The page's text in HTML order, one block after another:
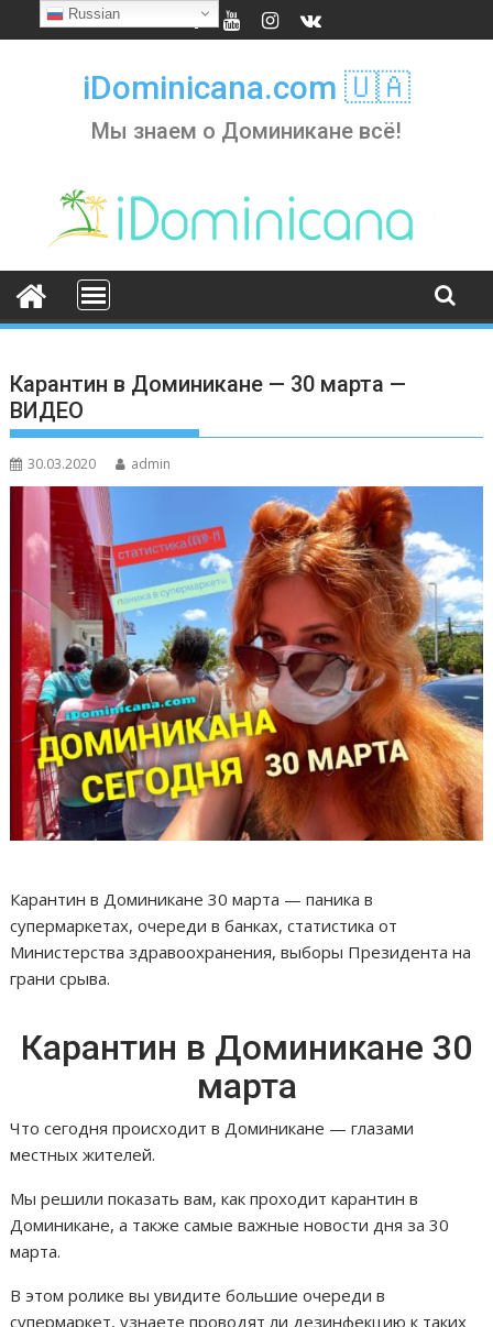
to
iDominicana.com 🇺🇦
Мы знаем о Доминикане всё!
Карантин в Доминикане — 30 марта —
ВИДЕО
30.03.2020 admin
Карантин в Доминикане 30 марта — паника в
супермаркетах, очереди в банках, статистика от
Министерства здравоохранения, выборы Президента на
грани срыва.
Карантин в Доминикане 30
марта
Что сегодня происходит в Доминикане — глазами
местных жителей.
Мы решили показать вам, как проходит карантин в
Доминикане, а также самые важные новости дня за 30
марта.
В этом ролике вы увидите большие очереди в
супермаркет, узнаете проводят ли дезинфекцию к таких
Russian